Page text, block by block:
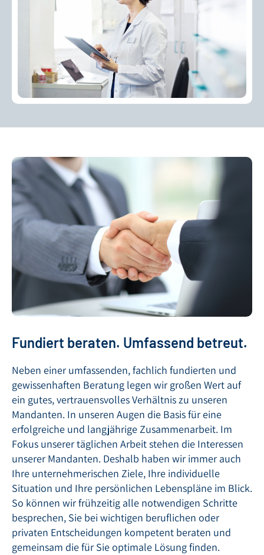
Fundiert beraten. Umfassend betreut.
Neben einer umfassenden, fachlich fundierten und
gewissenhaften Beratung legen wir großen Wert auf
ein gutes, vertrauensvolles Verhältnis zu unseren
Mandanten. In unseren Augen die Basis für eine
erfolgreiche und langjährige Zusammenarbeit. Im
Fokus unserer täglichen Arbeit stehen die Interessen
unserer Mandanten. Deshalb haben wir immer auch
Ihre unternehmerischen Ziele, Ihre individuelle
Situation und Ihre persönlichen Lebenspläne im Blick.
So können wir frühzeitig alle notwendigen Schritte
besprechen, Sie bei wichtigen beruflichen oder
privaten Entscheidungen kompetent beraten und
gemeinsam die für Sie optimale Lösung finden.